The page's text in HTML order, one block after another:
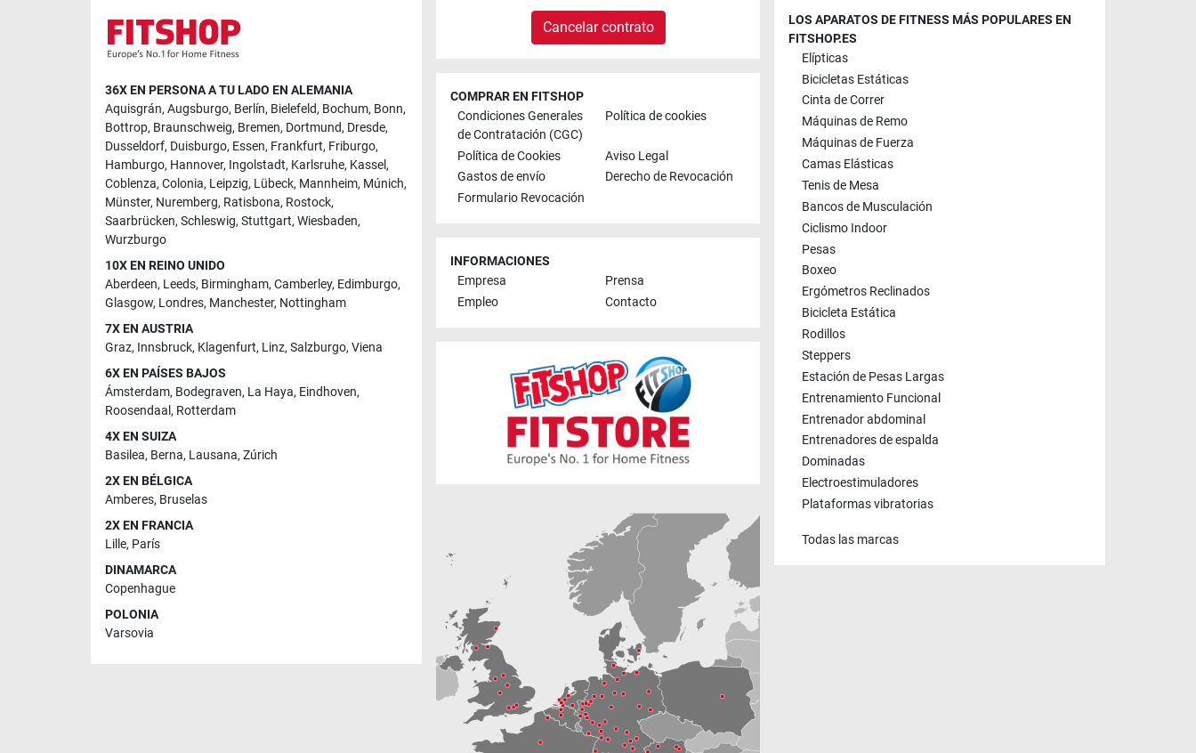
36X EN PERSONA A TU LADO EN ALEMANIA
Aquisgrán, Augsburgo, Berlín, Bielefeld, Bochum, Bonn,
Bottrop, Braunschweig, Bremen, Dortmund, Dresde,
Dusseldorf, Duisburgo, Essen, Frankfurt, Friburgo,
Hamburgo, Hannover, Ingolstadt, Karlsruhe, Kassel,
Coblenza, Colonia, Leipzig, Lübeck, Mannheim, Múnich,
Münster, Nuremberg, Ratisbona, Rostock,
Saarbrücken, Schleswig, Stuttgart, Wiesbaden,
Wurzburgo
10X EN REINO UNIDO
Aberdeen, Leeds, Birmingham, Camberley, Edimburgo,
Glasgow, Londres, Manchester, Nottingham
7X EN AUSTRIA
Graz, Innsbruck, Klagenfurt, Linz, Salzburgo, Viena
6X EN PAÍSES BAJOS
Ámsterdam, Bodegraven, La Haya, Eindhoven,
Roosendaal , Rotterdam
4X EN SUIZA
Basilea, Berna, Lausana, Zúrich
2X EN BÉLGICA
Amberes, Bruselas
2X EN FRANCIA
Lille, París
DINAMARCA
Copenhague
POLONIA
Varsovia
Cancelar contrato
COMPRAR EN FITSHOP
Condiciones Generales
de Contratación (CGC)
Política de cookies
Política de Cookies
Aviso Legal
Gastos de envío
Derecho de Revocación
Formulario Revocación
INFORMACIONES
Empresa
Prensa
Empleo
Contacto
LOS APARATOS DE FITNESS MÁS POPULARES EN
FITSHOP.ES
Elípticas
Bicicletas Estáticas
Cinta de Correr
Máquinas de Remo
Máquinas de Fuerza
Camas Elásticas
Tenis de Mesa
Bancos de Musculación
Ciclismo Indoor
Pesas
Boxeo
Ergómetros Reclinados
Bicicleta Estática
Rodillos
Steppers
Estación de Pesas Largas
Entrenamiento Funcional
Entrenador abdominal
Entrenadores de espalda
Dominadas
Electroestimuladores
Plataformas vibratorias
Todas las marcas